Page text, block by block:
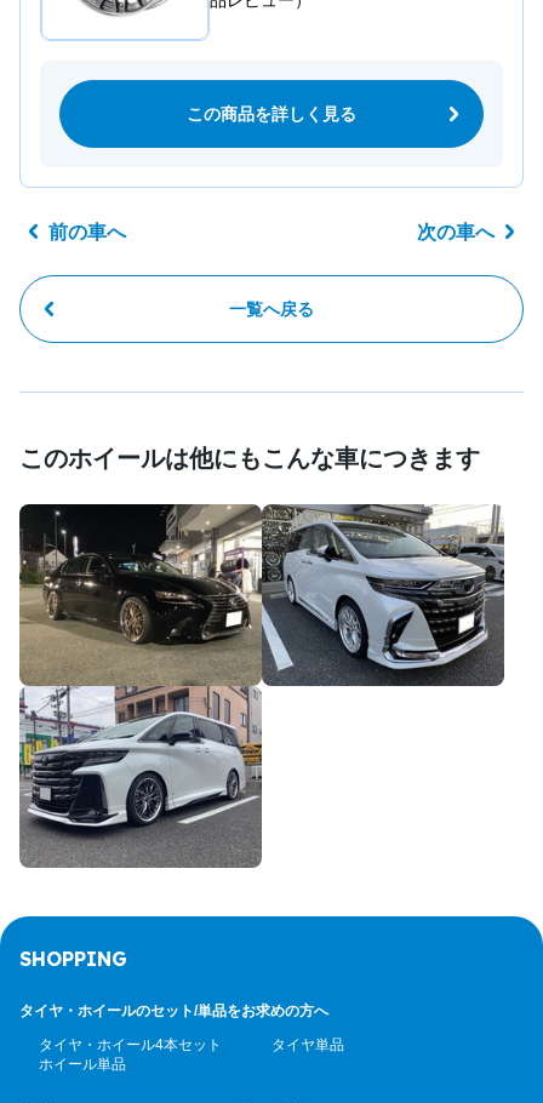
この商品を詳しく見る
前の車へ
一覧へ戻る
次の車へ
このホイールは他にもこんな車につきます
SHOPPING
タイヤ・ホイールのセット/単品をお求めの方へ
タイヤ・ホイール4本セット
タイヤ単品
ホイール単品